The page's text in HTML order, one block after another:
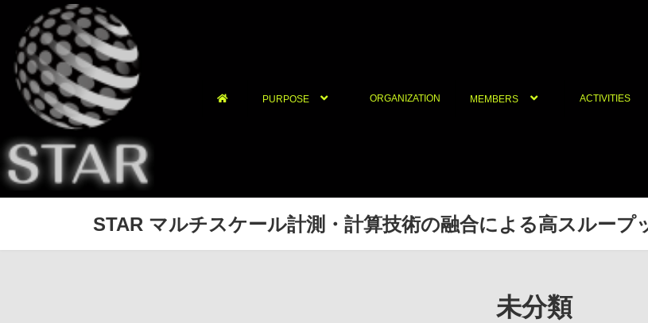
PURPOSE ORGANIZATION MEMBERS ACTIVITIES
STAR マルチスケール計測・計算技術の融合による高スルー
未分類